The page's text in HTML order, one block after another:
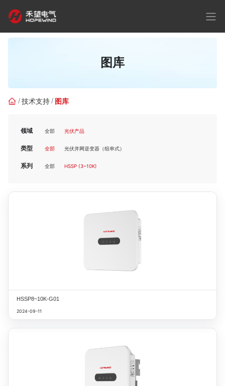
图库
技术支持 图库
领域 全部 光伏产品
类型 全部 光伏并网逆变器（组串式）
系列 全部 HSSP (3~10K)
HSSP8~10K-G01
2024-09-11